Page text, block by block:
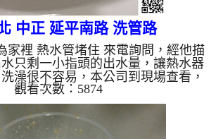
中正 延平南路 洗管路
家裡 熱水管堵住 來電詢問，經他描
只剩一小指頭的出水量，讓熱水器
澡很不容易，本公司到現場查看，
麻麻的管垢，本公司架設 管路清洗
管 ，髒水一直從水龍頭流出，而且
的水，如下圖及影片，客戶 林先生
像肥皂水， 水管清洗 約兩個小時
觀看次數：5874